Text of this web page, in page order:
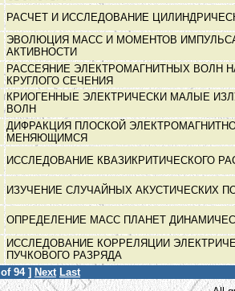
РАСЧЕТ И ИССЛЕДОВАНИЕ
ЭВОЛЮЦИЯ МАСС И МОМЕНТОВ
АКТИВНОСТИ
РАССЕЯНИЕ ЭЛЕКТРОМАГНИТНЫХ ВОЛН
КРУГЛОГО СЕЧЕНИЯ
КРИОГЕННЫЕ ЭЛЕКТРИЧЕСКИ МАЛЫЕ
ВОЛН
ДИФРАКЦИЯ ПЛОСКОЙ
МЕНЯЮЩИМСЯ
ИССЛЕДОВАНИЕ КВАЗИКРИТИЧЕСКОГО
ИЗУЧЕНИЕ СЛУЧАЙНЫХ АКУСТИЧЕСКИХ
ОПРЕДЕЛЕНИЕ МАСС ПЛАНЕТ
ИССЛЕДОВАНИЕ КОРРЕЛЯЦИИ
ПУЧКОВОГО РАЗРЯДА
of 94 ] Next Last